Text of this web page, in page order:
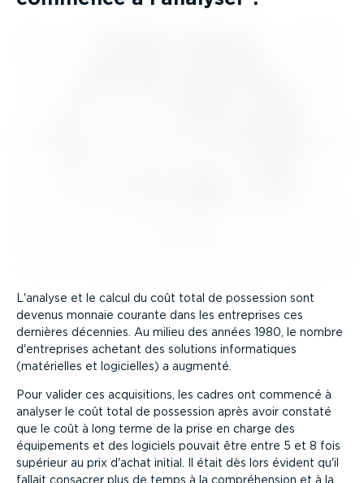
L'analyse et le calcul du coût total de possession sont
devenus monnaie courante dans les entreprises ces
dernières décennies. Au milieu des années 1980, le nombre
d'entreprises achetant des solutions infor­ma­tiques
(matérielles et logicielles) a augmenté.
Pour valider ces acqui­si­tions, les cadres ont commencé à
analyser le coût total de possession après avoir constaté
que le coût à long terme de la prise en charge des
équipements et des logiciels pouvait être entre 5 et 8 fois
supérieur au prix d'achat initial. Il était dès lors évident qu'il
fallait consacrer plus de temps à la compré­hension et à la